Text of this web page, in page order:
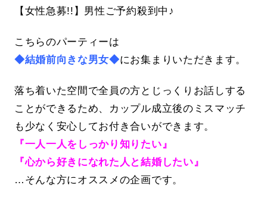
【女性急募!!】男性ご予約殺到中♪
こちらのパーティーは
◆結婚前向きな男女◆にお集まりいただきます。
落ち着いた空間で全員の方とじっくりお話しする
ことができるため、カップル成立後のミスマッチ
も少なく安心してお付き合いができます。
『一人一人をしっかり知りたい』
『心から好きになれた人と結婚したい』
…そんな方にオススメの企画です。